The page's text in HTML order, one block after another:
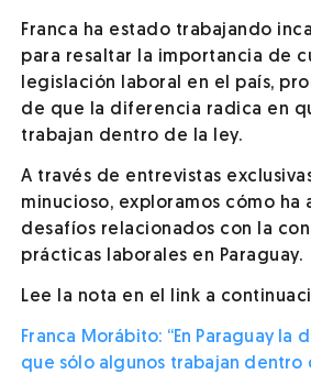
Franca ha estado trabajando
para resaltar la importancia de
legislación laboral en el país,
de que la diferencia radica en
trabajan dentro de la ley.
A través de entrevistas
minucioso, exploramos cómo ha
desafíos relacionados con la
prácticas laborales en Paraguay.
Lee la nota en el link a
Franca Morábito: “En Paraguay la
que sólo algunos trabajan dentro